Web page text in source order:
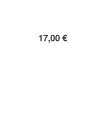
17,00 €